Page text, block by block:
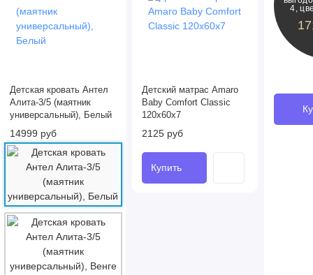
Детская кровать Антел
Алита-3/5 (маятник
универсальный), Белый
14999 руб
Детский матрас Amaro
Baby Comfort Classic
120x60х7
2125 руб
Купить
4,